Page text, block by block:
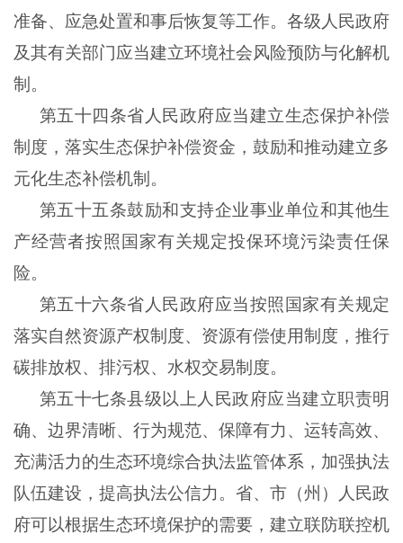
准备、应急处置和事后恢复等工作。各级人民政府
及其有关部门应当建立环境社会风险预防与化解机
制。
第五十四条省人民政府应当建立生态保护补偿
制度，落实生态保护补偿资金，鼓励和推动建立多
元化生态补偿机制。
第五十五条鼓励和支持企业事业单位和其他生
产经营者按照国家有关规定投保环境污染责任保
险。
第五十六条省人民政府应当按照国家有关规定
落实自然资源产权制度、资源有偿使用制度，推行
碳排放权、排污权、水权交易制度。
第五十七条县级以上人民政府应当建立职责明
确、边界清晰、行为规范、保障有力、运转高效、
充满活力的生态环境综合执法监管体系，加强执法
队伍建设，提高执法公信力。省、市（州）人民政
府可以根据生态环境保护的需要，建立联防联控机